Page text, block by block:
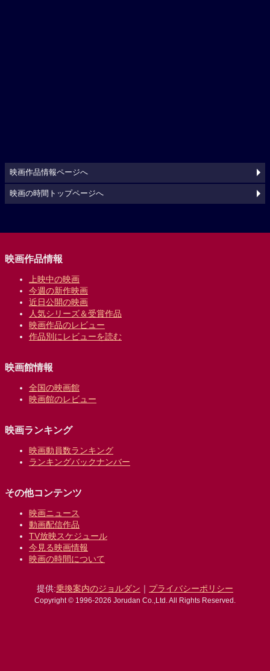
映画作品情報ページへ
映画の時間トップページへ
映画作品情報
上映中の映画
今週の新作映画
近日公開の映画
人気シリーズ＆受賞作品
映画作品のレビュー
作品別にレビューを読む
映画館情報
全国の映画館
映画館のレビュー
映画ランキング
映画動員数ランキング
ランキングバックナンバー
その他コンテンツ
映画ニュース
動画配信作品
TV放映スケジュール
今見る映画情報
映画の時間について
提供:乗換案内のジョルダン ｜ プライバシーポリシー
Copyright © 1996-2026 Jorudan Co.,Ltd. All Rights Reserved.